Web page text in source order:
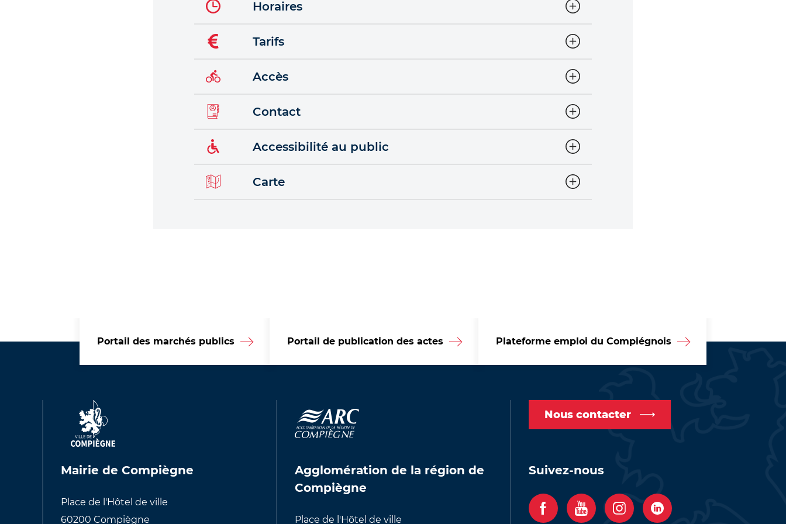
Horaires
Tarifs
Accès
Contact
Accessibilité au public
Carte
Portail des marchés publics Portail de publication des actes Plateforme emploi du Compiégnois
Mairie de Compiègne
Place de l'Hôtel de ville
60200 Compiègne
Agglomération de la région de
Compiègne
Place de l'Hôtel de ville
Nous contacter
Suivez-nous
F Y I C